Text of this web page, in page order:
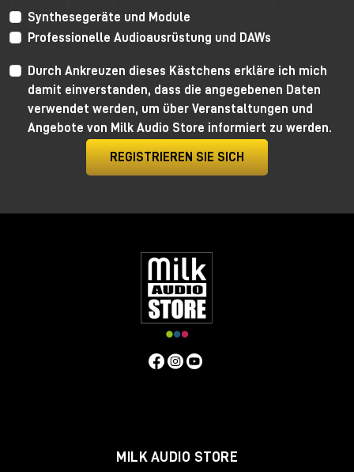
Synthesegeräte und Module
Professionelle Audioausrüstung und DAWs
Durch Ankreuzen dieses Kästchens erkläre ich mich
damit einverstanden, dass die angegebenen Daten
verwendet werden, um über Veranstaltungen und
Angebote von Milk Audio Store informiert zu werden.
REGISTRIEREN SIE SICH
MILK AUDIO STORE